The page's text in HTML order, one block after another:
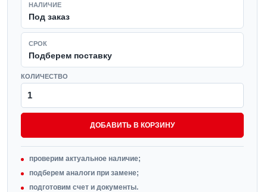
НАЛИЧИЕ
Под заказ
СРОК
Подберем поставку
КОЛИЧЕСТВО
ДОБАВИТЬ В КОРЗИНУ
проверим актуальное наличие;
подберем аналоги при замене;
подготовим счет и документы.